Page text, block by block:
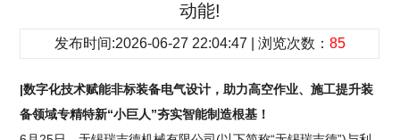
动能!
发布时间:2026-06-27 22:04:47 | 浏览次数： 85
|数字化技术赋能非标装备电气设计，助力高空作业、施工提升装
备领域专精特新“小巨人”夯实智能制造根基！